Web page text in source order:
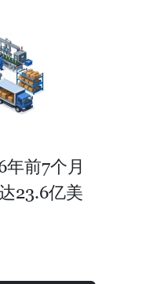
年前7个月
23.6亿美